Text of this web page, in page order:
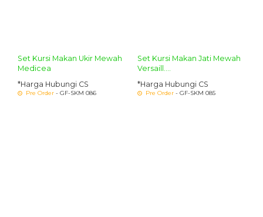
Set Kursi Makan Ukir Mewah
Medicea
*Harga Hubungi CS
Pre Order - GF-SKM 086
Set Kursi Makan Jati Mewah
Versaill....
*Harga Hubungi CS
Pre Order - GF-SKM 085